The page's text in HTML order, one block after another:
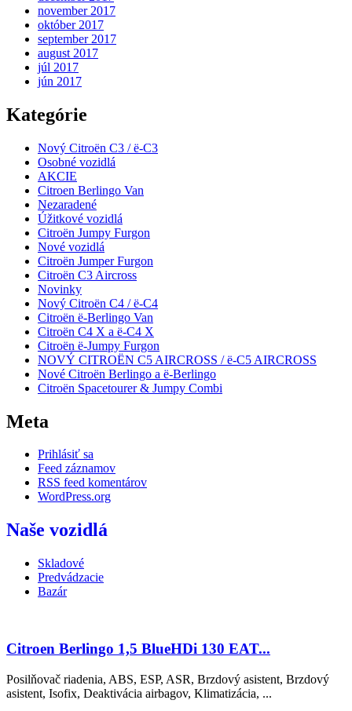
november 2017
október 2017
september 2017
august 2017
júl 2017
jún 2017
Kategórie
Nový Citroën C3 / ë-C3
Osobné vozidlá
AKCIE
Citroen Berlingo Van
Nezaradené
Úžitkové vozidlá
Citroën Jumpy Furgon
Nové vozidlá
Citroën Jumper Furgon
Citroën C3 Aircross
Novinky
Nový Citroën C4 / ë-C4
Citroën ë-Berlingo Van
Citroën C4 X a ë-C4 X
Citroën ë-Jumpy Furgon
NOVÝ CITROËN C5 AIRCROSS / ë-C5 AIRCROSS
Nové Citroën Berlingo a ë-Berlingo
Citroën Spacetourer & Jumpy Combi
Meta
Prihlásiť sa
Feed záznamov
RSS feed komentárov
WordPress.org
Naše vozidlá
Skladové
Predvádzacie
Bazár
Citroen Berlingo 1,5 BlueHDi 130 EAT...
Posilňovač riadenia, ABS, ESP, ASR, Brzdový asistent, Brzdový
asistent, Isofix, Deaktivácia airbagov, Klimatizácia, ...